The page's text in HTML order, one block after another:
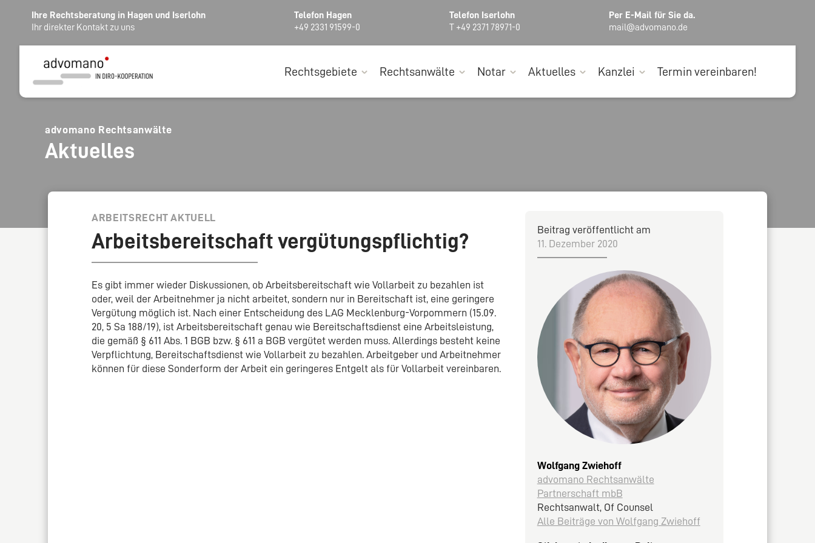
Ihre Rechtsberatung in Hagen und Iserlohn
Ihr direkter Kontakt zu uns
Telefon Hagen
+49 2331 91599-0
Telefon Iserlohn
T +49 2371 78971-0
Per E-Mail für Sie da.
mail@advomano.de
Rechtsgebiete Rechtsanwälte Notar Aktuelles Kanzlei Termin vereinbaren!
advomano Rechtsanwälte
Aktuelles
ARBEITSRECHT AKTUELL
Arbeitsbereitschaft vergütungspflichtig?
Es gibt immer wieder Diskussionen, ob Arbeitsbereitschaft wie Vollarbeit zu bezahlen ist
oder, weil der Arbeitnehmer ja nicht arbeitet, sondern nur in Bereitschaft ist, eine geringere
Vergütung möglich ist. Nach einer Entscheidung des LAG Mecklenburg-Vorpommern (15.09.
20, 5 Sa 188/19), ist Arbeitsbereitschaft genau wie Bereitschaftsdienst eine Arbeitsleistung,
die gemäß § 611 Abs. 1 BGB bzw. § 611 a BGB vergütet werden muss. Allerdings besteht keine
Verpflichtung, Bereitschaftsdienst wie Vollarbeit zu bezahlen. Arbeitgeber und Arbeitnehmer
können für diese Sonderform der Arbeit ein geringeres Entgelt als für Vollarbeit vereinbaren.
Beitrag veröffentlicht am
11. Dezember 2020
Wolfgang Zwiehoff
advomano Rechtsanwälte
Partnerschaft mbB
Rechtsanwalt, Of Counsel
Alle Beiträge von Wolfgang Zwiehoff